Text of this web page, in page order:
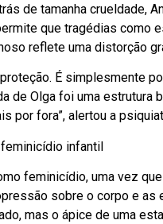
de tamanha crueldade,
que tragédias como
reflete uma distorção
É simplesmente
de Olga foi uma
por fora”, alertou a
infantil
feminicídio, uma vez
sobre o corpo e as
mas o ápice de uma